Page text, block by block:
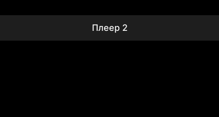
Плеер 2